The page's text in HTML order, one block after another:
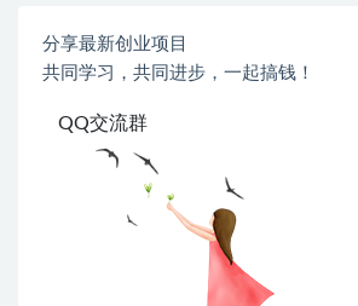
分享最新创业项目
共同学习，共同进步，一起搞钱！
QQ交流群